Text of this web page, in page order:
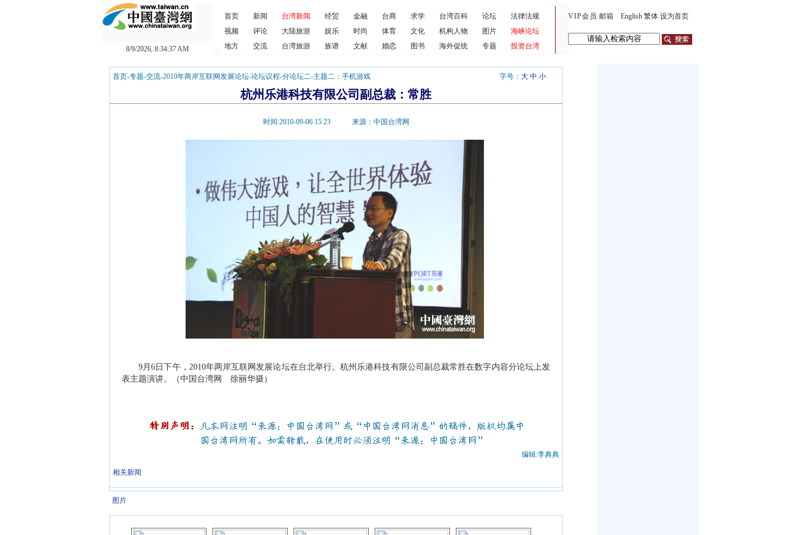
8/9/2026, 8:34:37 AM
首页 新闻 台湾新闻 经贸 金融 台商 求学 台湾百科 论坛
法律法规
视频
评论 大陆旅游 娱乐 时尚 体育 文化 机构人物 图片
海峡论坛
地方
交流 台湾旅游 族谱 文献 婚恋 图书 海外促统 专题 投资台湾
VIP会员 邮箱 English 繁体 设为首页
首页-专题-交流-2010年两岸互联网发展论坛-论坛议程-分论坛二-主题二：手机游戏 字号： 大 中 小
杭州乐港科技有限公司副总裁：常胜
时间:2010-09-06 15:23 来源：中国台湾网
9月6日下午，2010年两岸互联网发展论坛在台北举行。杭州乐港科技有限公司副总裁常胜在数字内容分论坛上发
表主题演讲。（中国台湾网 徐丽华摄）
编辑:李典典
相关新闻
图片